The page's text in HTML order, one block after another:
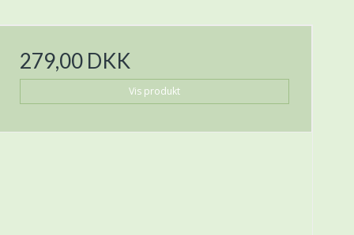
279,00 DKK
Vis produkt